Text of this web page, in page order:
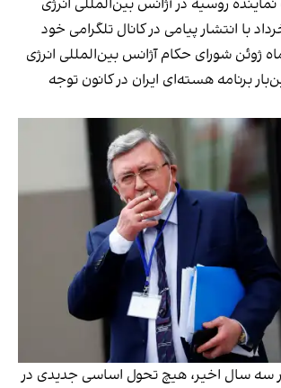
روسیه در آژانس بین‌المللی انرژی
دوشنبه ۱۹ خرداد با انتشار پیامی در کانال تلگرامی خود
شورای حکام آژانس بین‌المللی انرژی
برنامه هسته‌ای ایران در کانون توجه
سه سال اخیر، هیچ تحول اساسی جدیدی در